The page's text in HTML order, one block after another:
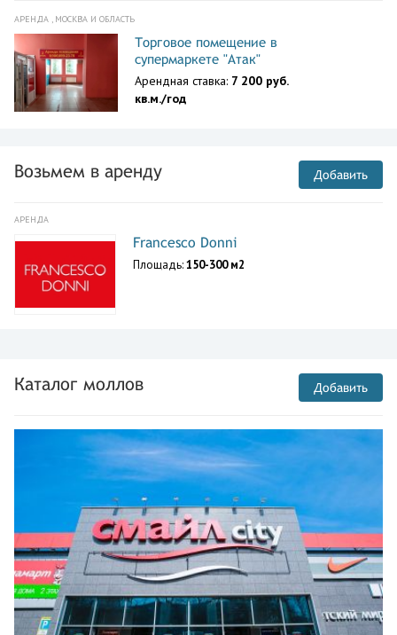
АРЕНДА , МОСКВА И ОБЛАСТЬ
Торговое помещение в
супермаркете "Атак"
Арендная ставка: 7 200 руб.
кв.м./год
Возьмем в аренду Добавить
АРЕНДА
Francesco Donni
Площадь:150-300 м2
Каталог моллов Добавить